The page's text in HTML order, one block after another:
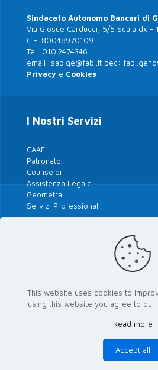
Sindacato Autonomo Bancari di
Via Giosuè Carducci, 5/5 Scala dx -
C.F. 80048970109
Tel: 010.2474346
email: sab.ge@fabi.it pec:
Privacy e Cookies
I Nostri Servizi
CAAF
Patronato
Counselor
Assistenza Legale
Geometra
Servizi Professionali
Le Banche del Territorio
Area riservata Attivisti
This website uses cookies to
using this website you agree to our
Read more
Accept all